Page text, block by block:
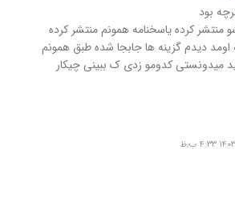
کرده یاسخنامه همونم منتشر کرده
اومد دیدم گزینه ها جابجا شده‌ طبق همونم
میدونستی کدومو زدی ک ببینی چیکار